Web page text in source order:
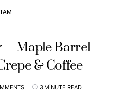
Maple Barrel
& Coffee
3 MINUTE READ